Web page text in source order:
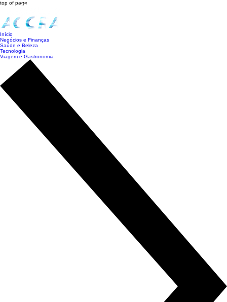
top of page
Início
Negócios e Finanças
Saúde e Beleza
Tecnologia
Viagem e Gastronomia